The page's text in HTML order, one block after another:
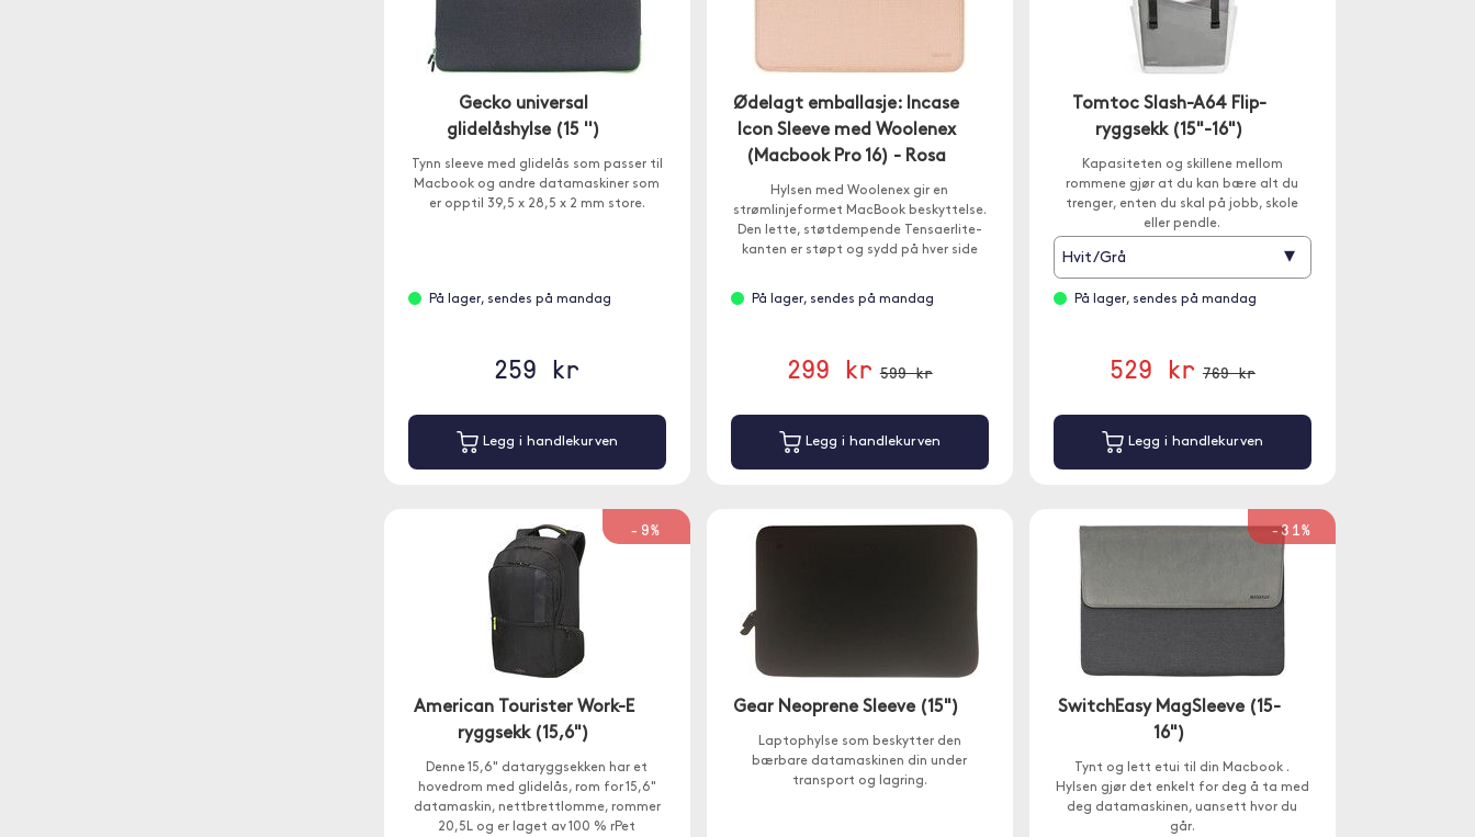
Gecko universal
glidelåshylse (15 '')
Tynn sleeve med glidelås som passer til
Macbook og andre datamaskiner som
er opptil 39,5 x 28,5 x 2 mm store.
På lager, sendes på mandag
259 kr
Legg i handlekurven
Ødelagt emballasje: Incase
Icon Sleeve med Woolenex
(Macbook Pro 16) - Rosa
Hylsen med Woolenex gir en
strømlinjeformet MacBook beskyttelse.
Den lette, støtdempende Tensaerlite-
kanten er støpt og sydd på hver side
På lager, sendes på mandag
299 kr 599 kr
Legg i handlekurven
Tomtoc Slash-A64 Flip-
ryggsekk (15"-16")
Kapasiteten og skillene mellom
rommene gjør at du kan bære alt du
trenger, enten du skal på jobb, skole
eller pendle.
Hvit/Grå ▾
På lager, sendes på mandag
529 kr 769 kr
Legg i handlekurven
-9%
American Tourister Work-E
ryggsekk (15,6")
Denne 15,6" dataryggsekken har et
hovedrom med glidelås, rom for 15,6"
datamaskin, nettbrettlomme, rommer
20,5L og er laget av 100 % rPet
Gear Neoprene Sleeve (15")
Laptophylse som beskytter den
bærbare datamaskinen din under
transport og lagring.
-31%
SwitchEasy MagSleeve (15-
16")
Tynt og lett etui til din Macbook .
Hylsen gjør det enkelt for deg å ta med
deg datamaskinen, uansett hvor du
går.